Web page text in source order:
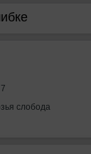
слобода